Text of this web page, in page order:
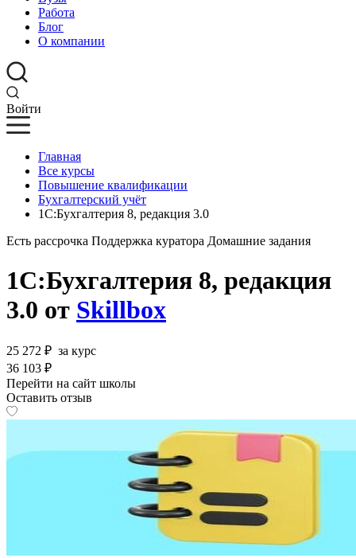
Работа
Блог
О компании
Войти
Главная
Все курсы
Повышение квалификации
Бухгалтерский учёт
1С:Бухгалтерия 8, редакция 3.0
Есть рассрочка Поддержка куратора Домашние задания
1С:Бухгалтерия 8, редакция
3.0 от Skillbox
25 272 ₽ за курс
36 103 ₽
Перейти на сайт школы
Оставить отзыв